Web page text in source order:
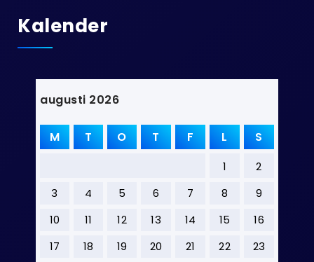
Kalender
augusti 2026
M T O T F L S
1
2
3
4 5 6 7 8
9
10
11 12 13 14 15
16
17
18 19 20 21 22
23